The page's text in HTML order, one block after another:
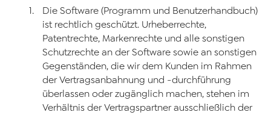
Die Software (Programm und Benutzerhandbuch)
ist rechtlich geschützt. Urheberrechte,
Patentrechte, Markenrechte und alle sonstigen
Schutzrechte an der Software sowie an sonstigen
Gegenständen, die wir dem Kunden im Rahmen
der Vertragsanbahnung und -durchführung
überlassen oder zugänglich machen, stehen im
Verhältnis der Vertragspartner ausschließlich der